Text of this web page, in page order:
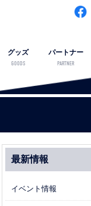
グッズ
GOODS
パートナー
PARTNER
最新情報
イベント情報